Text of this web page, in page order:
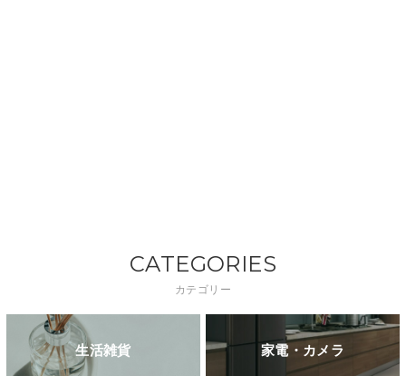
CATEGORIES
カテゴリー
生活雑貨 家電・カメラ